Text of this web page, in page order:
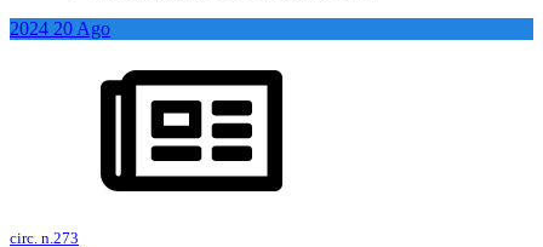
2024 20 Ago
circ. n.273